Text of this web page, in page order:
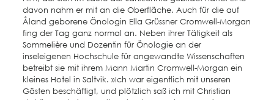
davon nahm er mit an die Oberfläche. Auch für die auf
Åland geborene Önologin Ella Grüssner Cromwell-Morgan
fing der Tag ganz normal an. Neben ihrer Tätigkeit als
Sommelière und Dozentin für Önologie an der
inseleigenen Hochschule für angewandte Wissenschaften
betreibt sie mit ihrem Mann Martin Cromwell-Morgan ein
kleines Hotel in Saltvik. »Ich war eigentlich mit unseren
Gästen beschäftigt, und plötzlich saß ich mit Christian